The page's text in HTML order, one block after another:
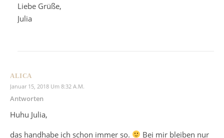
Liebe Grüße,
Julia
ALICA
Januar 15, 2018 Um 8:32 A.m.
Antworten
Huhu Julia,
das handhabe ich schon immer so.
Bei mir bleiben nur